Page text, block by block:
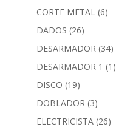
CORTE METAL (6)
DADOS (26)
DESARMADOR (34)
DESARMADOR 1 (1)
DISCO (19)
DOBLADOR (3)
ELECTRICISTA (26)